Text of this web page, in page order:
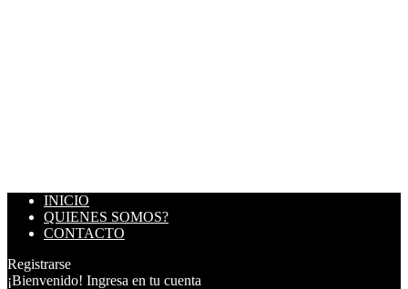
INICIO
QUIENES SOMOS?
CONTACTO
Registrarse
¡Bienvenido! Ingresa en tu cuenta